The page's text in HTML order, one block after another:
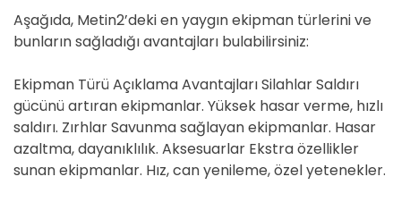
Aşağıda, Metin2’deki en yaygın ekipman türlerini ve
bunların sağladığı avantajları bulabilirsiniz:
Ekipman Türü Açıklama Avantajları Silahlar Saldırı
gücünü artıran ekipmanlar. Yüksek hasar verme, hızlı
saldırı. Zırhlar Savunma sağlayan ekipmanlar. Hasar
azaltma, dayanıklılık. Aksesuarlar Ekstra özellikler
sunan ekipmanlar. Hız, can yenileme, özel yetenekler.